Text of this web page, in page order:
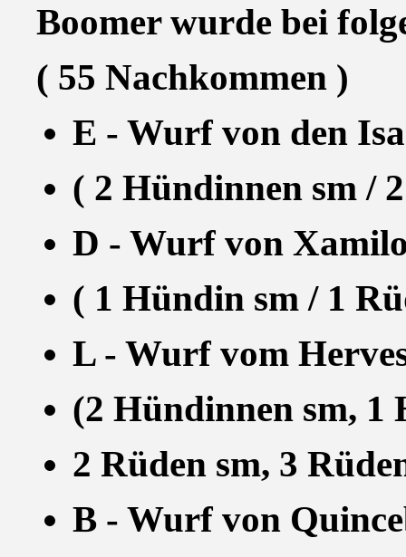
Boomer wurde bei
( 55 Nachkommen )
E - Wurf von den
( 2 Hündinnen sm /
D - Wurf von
( 1 Hündin sm / 1
L - Wurf vom
(2 Hündinnen sm,
2 Rüden sm, 3
B - Wurf von